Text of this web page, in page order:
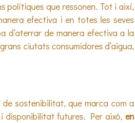
polítiques que ressonen. Tot i així,
efectiva i en totes les seves
d’aterrar de manera efectiva a la
ciutats consumidores d’aigua,
sostenibilitat, que marca com a
i disponibilitat futures. Per això,en